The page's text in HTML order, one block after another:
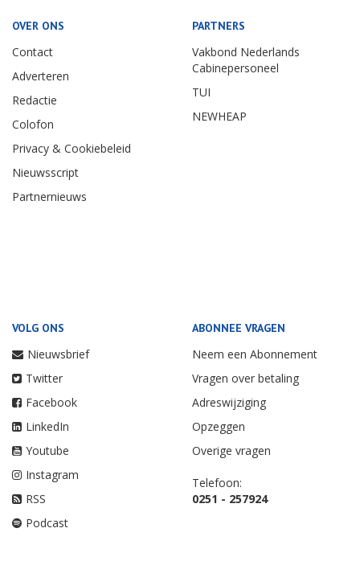
OVER ONS
Contact
Adverteren
Redactie
Colofon
Privacy & Cookiebeleid
Nieuwsscript
Partnernieuws
PARTNERS
Vakbond Nederlands
Cabinepersoneel
TUI
NEWHEAP
VOLG ONS
Nieuwsbrief
Twitter
Facebook
LinkedIn
Youtube
Instagram
RSS
Podcast
ABONNEE VRAGEN
Neem een Abonnement
Vragen over betaling
Adreswijziging
Opzeggen
Overige vragen
Telefoon:
0251 - 257924